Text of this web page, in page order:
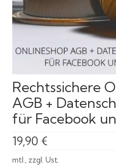
Rechtssichere
AGB +
für Facebook
19,90 €
mtl., zzgl. Ust.